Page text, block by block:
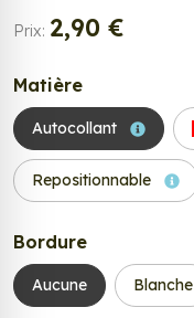
Prix: 2,90 €
Matière
Autocollant
Repositionnable
Bordure
Aucune Blanche